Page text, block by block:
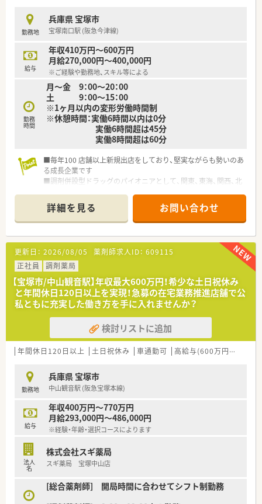
福利厚生面も充実しており、
産休・育休明けの時短勤務は小学校3年生が終了するまで取得可
能、
また病気やけがなどの長期休業時に給与が保障される独自制度
も導入しています。
薬局長・店長より更にステップアップできるポジションがあり
希望者は本部スタッフとして企画等に関わることもできるため、
幅広いキャリア展開が望めます。
勤務地
兵庫県 宝塚市
宝塚南口駅 (阪急今津線)
給与
年収410万円～600万円
月給270,000円～400,000円
※ご経験や勤務地、スキル等による
勤務
時間
月～金 9：00～20：00
土 9：00～15：00
※1ヶ月以内の変形労働時間制
※休憩時間：実働6時間以内は0分
実働6時間超は45分
実働8時間超は60分
■毎年100 店舗以上新規出店をしており、堅実ながらも勢いのあ
る成長企業です
■調剤併設型ドラッグのパイオニアとして、関東、東海、関西、北
■研修制度は様々なプランがあり、集合研修だけでなく任意で受
講可能な研修も幅広く用意されています
■店舗で活躍する従業員、社外で活躍する従業員、将来経営幹部
となる従業員など、薬剤師として様々な活躍ができるフィールド
を用意されています
■総合薬剤師・調剤薬剤師（土日休み・19時までの勤務）どちらか
の働き方を選択できます
■調剤併設型だけでなく「医療モール・クリニック併設店舗」「敷
地内薬局」「訪問調剤特化型店舗」など様々な店舗を運営してい
ます
■在宅医療にも積極的取り組んでおり「訪問調剤特化型店舗」を
50店舗以上、無菌調剤室は業界最多の51店舗設置しています
■「プラチナくるみん認定企業」「健康経営優良法人2023（大規模
法人部門）認定」等を取得し一人ひとりが働きやすい環境が整備
されています
があるのも特徴です
詳細を見る お問い合わせ
更新日： 2026/08/05 薬剤師求人ID： 609115
正社員
調剤薬局
【宝塚市/中山観音駅】年収最大600万円！希少な土日祝休み
と年間休日120日以上を実現！急募の在宅業務推進店舗で公
私ともに充実した働き方を手に入れませんか？
検討リストに追加
年間休日120日以上 土日祝休み 車通勤可 高給与(600万円以上)
勤務地
兵庫県 宝塚市
中山観音駅 (阪急宝塚本線)
給与
年収400万円～770万円
月給293,000円～486,000円
※経験・年齢・選択コースによります
法人
名
株式会社スギ薬局
スギ薬局 宝塚中山店
[総合薬剤師] 開局時間に合わせてシフト制勤務